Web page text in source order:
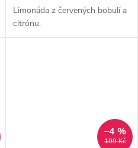
Limonáda z červených bobulí a
citrónu.
199 Kč
–4 %